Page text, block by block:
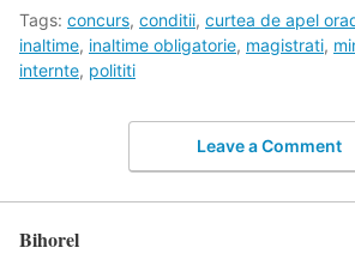
Tags: concurs, conditii, curtea de apel
inaltime, inaltime obligatorie, magistrati,
internte, polititi
Leave a Comment
Bihorel